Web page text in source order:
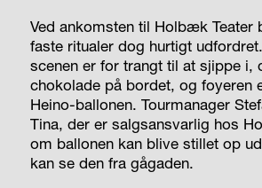
Ved ankomsten til Holbæk Teater
faste ritualer dog hurtigt
scenen er for trangt til at sjippe i,
chokolade på bordet, og foyeren
Heino-ballonen. Tourmanager
Tina, der er salgsansvarlig hos
om ballonen kan blive stillet op
kan se den fra gågaden.